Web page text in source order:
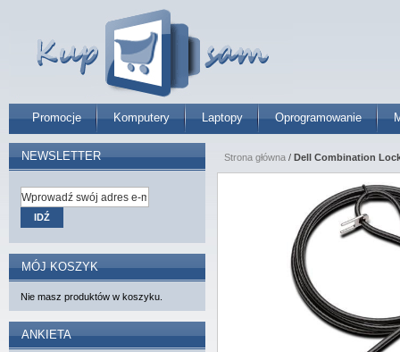
Promocje Komputery Laptopy Oprogramowanie
Strona główna / Dell Combination
NEWSLETTER
IDŹ
MÓJ KOSZYK
Nie masz produktów w koszyku.
ANKIETA